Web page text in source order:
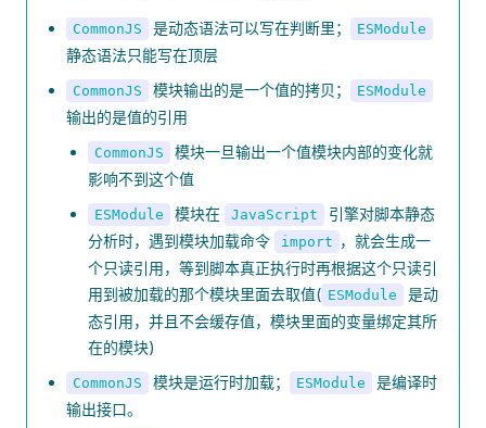
CommonJS 是动态语法可以写在判断里； ESModule
静态语法只能写在顶层
CommonJS 模块输出的是一个值的拷贝； ESModule
输出的是值的引用
CommonJS
模块一旦输出一个值模块内部的变化就
影响不到这个值
ESModule 模块在 JavaScript
引擎对脚本静态
分析时，遇到模块加载命令
import ，就会生成一
个只读引用，等到脚本真正执行时再根据这个只读引
用到被加载的那个模块里面去取值( ESModule
是动
态引用，并且不会缓存值，模块里面的变量绑定其所
在的模块)
CommonJS 模块是运行时加载； ESModule
是编译时
输出接口。